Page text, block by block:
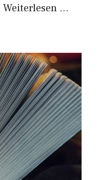
Weiterlesen …